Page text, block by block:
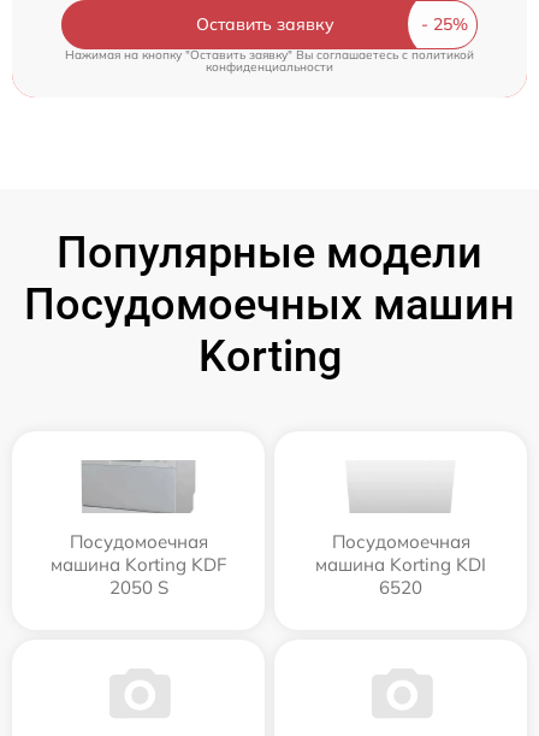
Оставить заявку
Нажимая на кнопку "Оставить заявку" Вы соглашаетесь cполитикой
конфиденциальности
Популярные модели
Посудомоечных машин
Korting
Посудомоечная
машина Korting KDF
2050 S
Посудомоечная
машина Korting KDI
6520